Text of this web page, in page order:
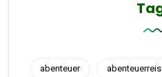
abenteuer